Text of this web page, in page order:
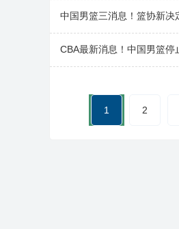
中国男篮三消息！篮协新
CBA最新消息！中国男篮
1 2